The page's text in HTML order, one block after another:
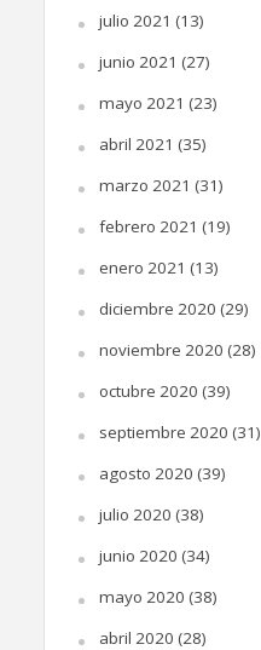
julio 2021 (13)
junio 2021 (27)
mayo 2021 (23)
abril 2021 (35)
marzo 2021 (31)
febrero 2021 (19)
enero 2021 (13)
diciembre 2020 (29)
noviembre 2020 (28)
octubre 2020 (39)
septiembre 2020 (31)
agosto 2020 (39)
julio 2020 (38)
junio 2020 (34)
mayo 2020 (38)
abril 2020 (28)